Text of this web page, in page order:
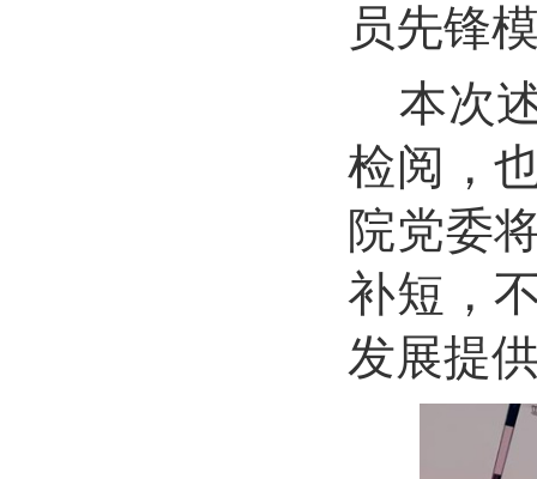
员先锋
本次
检阅，
院党委
补短，
发展提